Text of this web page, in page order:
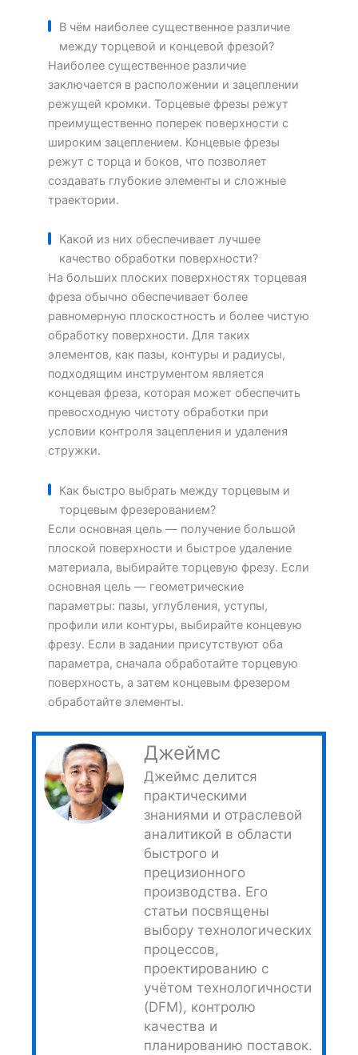
В чём наиболее существенное различие
между торцевой и концевой фрезой?
Наиболее существенное различие
заключается в расположении и зацеплении
режущей кромки. Торцевые фрезы режут
преимущественно поперек поверхности с
широким зацеплением. Концевые фрезы
режут с торца и боков, что позволяет
создавать глубокие элементы и сложные
траектории.
Какой из них обеспечивает лучшее
качество обработки поверхности?
На больших плоских поверхностях торцевая
фреза обычно обеспечивает более
равномерную плоскостность и более чистую
обработку поверхности. Для таких
элементов, как пазы, контуры и радиусы,
подходящим инструментом является
концевая фреза, которая может обеспечить
превосходную чистоту обработки при
условии контроля зацепления и удаления
стружки.
Как быстро выбрать между торцевым и
торцевым фрезерованием?
Если основная цель — получение большой
плоской поверхности и быстрое удаление
материала, выбирайте торцевую фрезу. Если
основная цель — геометрические
параметры: пазы, углубления, уступы,
профили или контуры, выбирайте концевую
фрезу. Если в задании присутствуют оба
параметра, сначала обработайте торцевую
поверхность, а затем концевым фрезером
обработайте элементы.
Джеймс
Джеймс делится
практическими
знаниями и отраслевой
аналитикой в области
быстрого и
прецизионного
производства. Его
статьи посвящены
выбору технологических
процессов,
проектированию с
учётом технологичности
(DFM), контролю
качества и
планированию поставок.